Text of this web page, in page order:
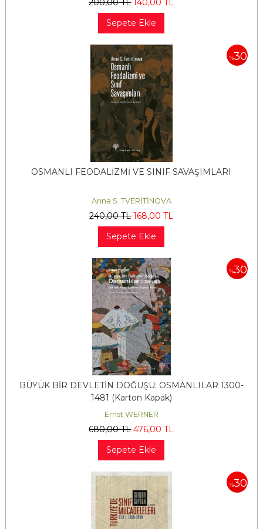
200,00TL 140,00 TL
Sepete Ekle
%30
OSMANLI FEODALİZMİ VE SINIF SAVAŞIMLARI
Anna S. TVERİTİNOVA
240,00TL 168,00 TL
Sepete Ekle
%30
BÜYÜK BİR DEVLETİN DOĞUŞU: OSMANLILAR 1300-
1481 (Karton Kapak)
Ernst WERNER
680,00TL 476,00 TL
Sepete Ekle
%30